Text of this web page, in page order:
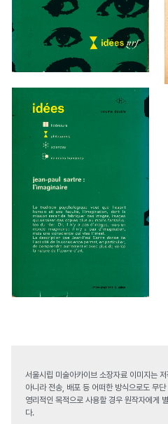
서울시립 미술아카이브 소장자료 이미지는
아니라 전송, 배포 등 어떠한 방식으로도 무단
영리적인 목적으로 사용할 경우 원작자에게
다.